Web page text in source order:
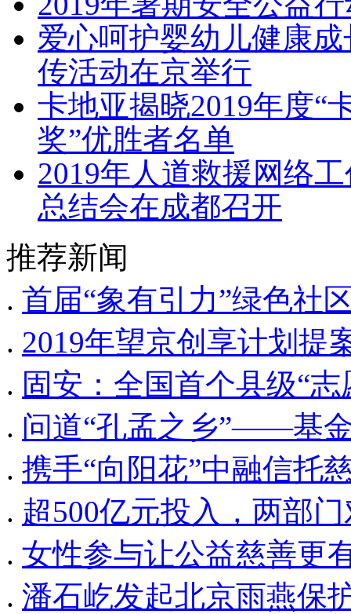
爱心呵护婴幼儿健康
传活动在京举行
卡地亚揭晓2019年度“
奖”优胜者名单
2019年人道救援网络
总结会在成都召开
推荐新闻
. 首届“象有引力”绿色社
. 2019年望京创享计划提
. 固安：全国首个县级“
. 问道“孔孟之乡”——基
. 携手“向阳花”中融信托
. 超500亿元投入，两部
. 女性参与让公益慈善
. 潘石屹发起北京雨燕保